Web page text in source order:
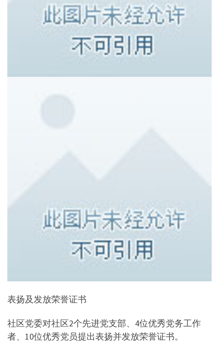
表扬及发放荣誉证书
社区党委对社区2个先进党支部、4位优秀党务工作
者、10位优秀党员提出表扬并发放荣誉证书。